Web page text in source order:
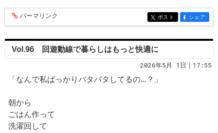
entry415
パーマリンク entry415
ポスト entry415
シェア
Vol.96 回遊動線で暮らしはもっと快適に
2026年5月 1日｜17:55
「なんで私ばっかりバタバタしてるの...？」
朝から
ごはん作って
洗濯回して